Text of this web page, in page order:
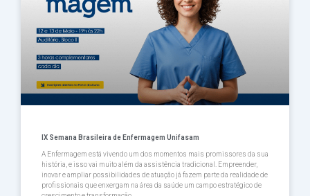
IX Semana Brasileira de Enfermagem Unifasam
A Enfermagem está vivendo um dos momentos mais promissores da sua
história, e isso vai muito além da assistência tradicional. Empreender,
inovar e ampliar possibilidades de atuação já fazem parte da realidade de
profissionais que enxergam na área da saúde um campo estratégico de